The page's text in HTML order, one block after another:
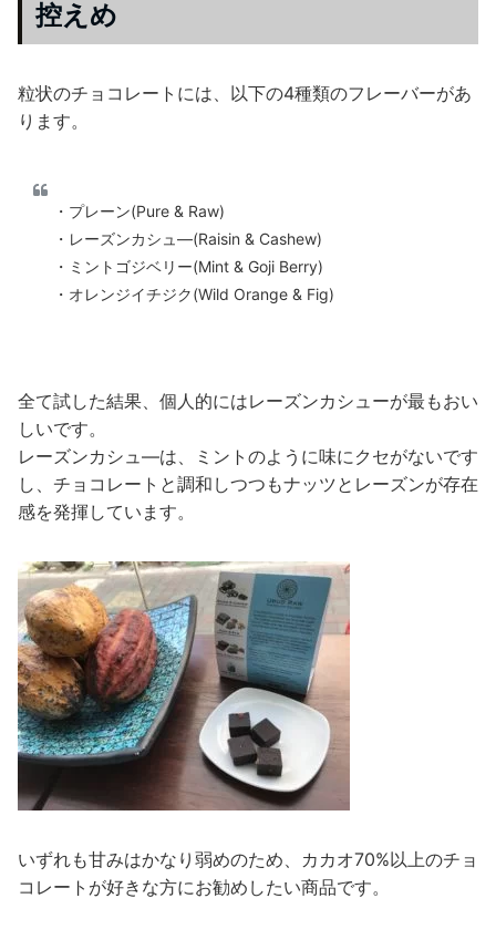
控えめ
粒状のチョコレートには、以下の4種類のフレーバーがあ
ります。
・プレーン(Pure & Raw)
・レーズンカシュ―(Raisin & Cashew)
・ミントゴジベリー(Mint & Goji Berry)
・オレンジイチジク(Wild Orange & Fig)
全て試した結果、個人的にはレーズンカシューが最もおい
しいです。
レーズンカシュ―は、ミントのように味にクセがないです
し、チョコレートと調和しつつもナッツとレーズンが存在
感を発揮しています。
いずれも甘みはかなり弱めのため、カカオ70%以上のチョ
コレートが好きな方にお勧めしたい商品です。